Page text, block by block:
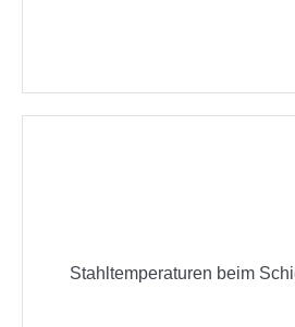
Stahltemperaturen beim